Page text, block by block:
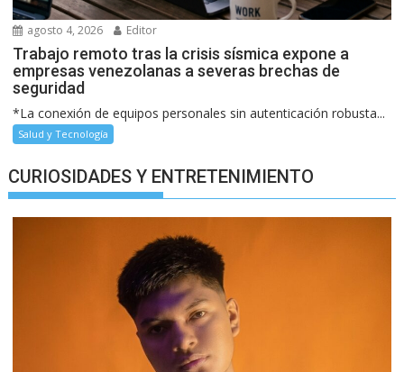
agosto 4, 2026 Editor
Trabajo remoto tras la crisis sísmica expone a
empresas venezolanas a severas brechas de
seguridad
*La conexión de equipos personales sin autenticación robusta...
Salud y Tecnología
CURIOSIDADES Y ENTRETENIMIENTO